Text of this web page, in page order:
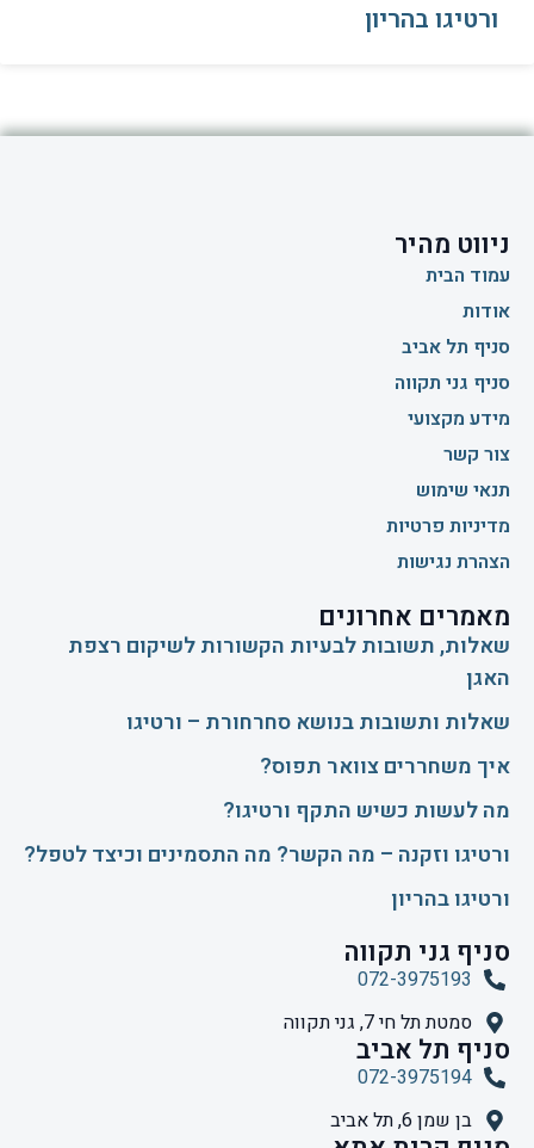
ורטיגו בהריון
ניווט מהיר
עמוד הבית
אודות
סניף תל אביב
סניף גני תקווה
מידע מקצועי
צור קשר
תנאי שימוש
מדיניות פרטיות
הצהרת נגישות
מאמרים אחרונים
שאלות, תשובות לבעיות הקשורות לשיקום רצפת
האגן
שאלות ותשובות בנושא סחרחורת – ורטיגו
איך משחררים צוואר תפוס?
​מה לעשות כשיש התקף ורטיגו?
ורטיגו וזקנה – מה הקשר? מה התסמינים וכיצד לטפל?
ורטיגו בהריון
סניף גני תקווה
072-3975193
סמטת תל חי 7, גני תקווה
סניף תל אביב
072-3975194
בן שמן 6, תל אביב